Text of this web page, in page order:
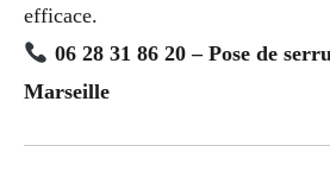
efficace.
06 28 31 86 20 – Pose de
Marseille